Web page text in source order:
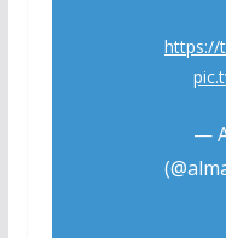
https://
—